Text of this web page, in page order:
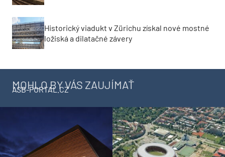
Historický viadukt v Zürichu získal nové mostné
ložiská a dilatačné závery
MOHLO BY VÁS ZAUJÍMAŤ
ASB-PORTAL.CZ